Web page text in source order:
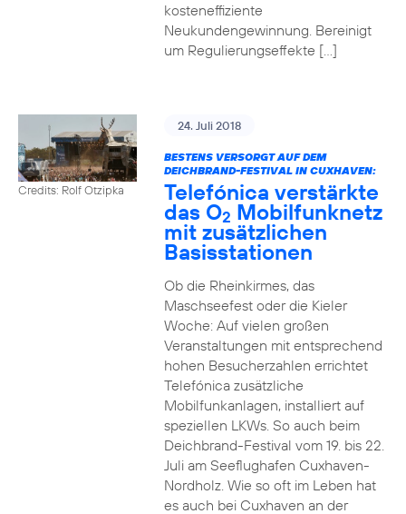
kosteneffiziente
Neukundengewinnung. Bereinigt
um Regulierungseffekte […]
Credits: Rolf Otzipka
24. Juli 2018
BESTENS VERSORGT AUF DEM
DEICHBRAND-FESTIVAL IN CUXHAVEN:
Telefónica verstärkte
das O2 Mobilfunknetz
mit zusätzlichen
Basisstationen
Ob die Rheinkirmes, das
Maschseefest oder die Kieler
Woche: Auf vielen großen
Veranstaltungen mit entsprechend
hohen Besucherzahlen errichtet
Telefónica zusätzliche
Mobilfunkanlagen, installiert auf
speziellen LKWs. So auch beim
Deichbrand-Festival vom 19. bis 22.
Juli am Seeflughafen Cuxhaven-
Nordholz. Wie so oft im Leben hat
es auch bei Cuxhaven an der